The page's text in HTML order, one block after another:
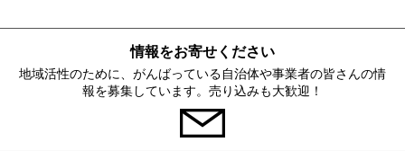
情報をお寄せください
地域活性のために、がんばっている自治体や事業者の皆さんの情
報を募集しています。売り込みも大歓迎！